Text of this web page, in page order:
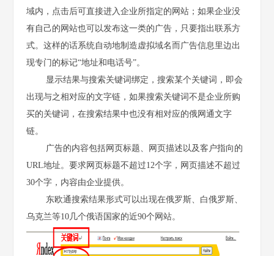
域内，点击后可直接进入企业所指定的网站；如果企业没
有自己的网站也可以发布这一类的广告，只要指出联系方
式。这样的话系统自动地制造虚拟域名而广告信息里边出
现专门的标记“地址和电话号”。
显示结果与搜索关键词绑定，搜索某个关键词，即会
出现与之相对应的文字链，如果搜索关键词不是企业所购
买的关键词，在搜索结果中也没有相对应的俄网通文字
链。
广告的内容包括网页标题、网页描述以及客户指向的
URL地址。要求网页标题不超过12个字，网页描述不超过
30个字，内容由企业提供。
东欧通搜索结果形式可以出现在俄罗斯、白俄罗斯、
乌克兰等10几个俄语国家的近90个网站。